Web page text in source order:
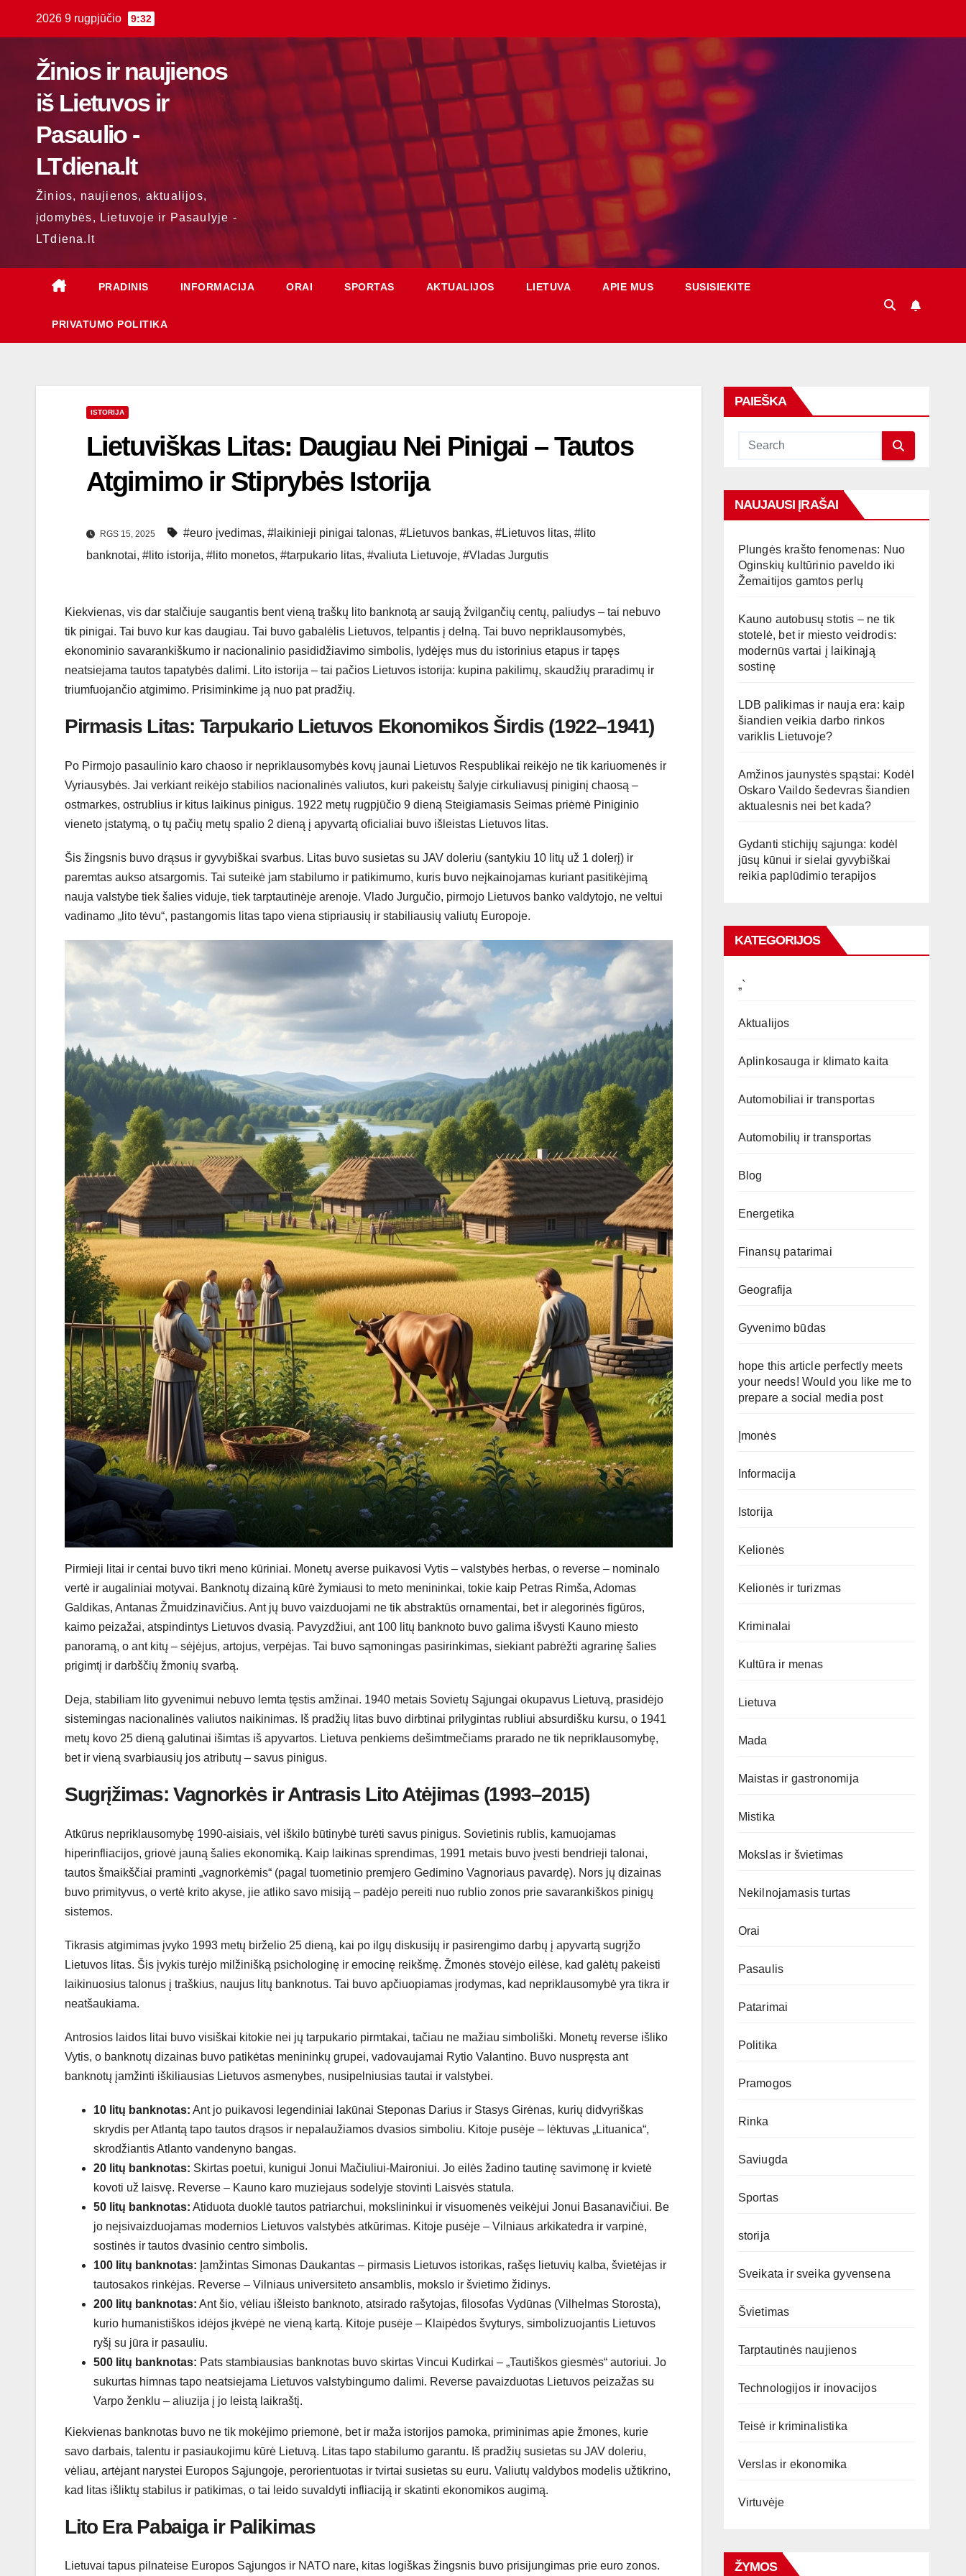
2026 9 rugpjūčio 9:32
Žinios ir naujienos
iš Lietuvos ir
Pasaulio -
LTdiena.lt
Žinios, naujienos, aktualijos,
įdomybės, Lietuvoje ir Pasaulyje -
LTdiena.lt
PRADINIS INFORMACIJA ORAI SPORTAS AKTUALIJOS LIETUVA APIE MUS SUSISIEKITE
PRIVATUMO POLITIKA
ISTORIJA
Lietuviškas Litas: Daugiau Nei Pinigai – Tautos
Atgimimo ir Stiprybės Istorija
RGS 15, 2025 #euro įvedimas, #laikinieji pinigai talonas, #Lietuvos bankas, #Lietuvos litas, #lito
banknotai, #lito istorija, #lito monetos, #tarpukario litas, #valiuta Lietuvoje, #Vladas Jurgutis
Kiekvienas, vis dar stalčiuje saugantis bent vieną traškų lito banknotą ar saują žvilgančių centų, paliudys – tai nebuvo
tik pinigai. Tai buvo kur kas daugiau. Tai buvo gabalėlis Lietuvos, telpantis į delną. Tai buvo nepriklausomybės,
ekonominio savarankiškumo ir nacionalinio pasididžiavimo simbolis, lydėjęs mus du istorinius etapus ir tapęs
neatsiejama tautos tapatybės dalimi. Lito istorija – tai pačios Lietuvos istorija: kupina pakilimų, skaudžių praradimų ir
triumfuojančio atgimimo. Prisiminkime ją nuo pat pradžių.
Pirmasis Litas: Tarpukario Lietuvos Ekonomikos Širdis (1922–1941)
Po Pirmojo pasaulinio karo chaoso ir nepriklausomybės kovų jaunai Lietuvos Respublikai reikėjo ne tik kariuomenės ir
Vyriausybės. Jai verkiant reikėjo stabilios nacionalinės valiutos, kuri pakeistų šalyje cirkuliavusį piniginį chaosą –
ostmarkes, ostrublius ir kitus laikinus pinigus. 1922 metų rugpjūčio 9 dieną Steigiamasis Seimas priėmė Piniginio
vieneto įstatymą, o tų pačių metų spalio 2 dieną į apyvartą oficialiai buvo išleistas Lietuvos litas.
Šis žingsnis buvo drąsus ir gyvybiškai svarbus. Litas buvo susietas su JAV doleriu (santykiu 10 litų už 1 dolerį) ir
paremtas aukso atsargomis. Tai suteikė jam stabilumo ir patikimumo, kuris buvo neįkainojamas kuriant pasitikėjimą
nauja valstybe tiek šalies viduje, tiek tarptautinėje arenoje. Vlado Jurgučio, pirmojo Lietuvos banko valdytojo, ne veltui
vadinamo „lito tėvu“, pastangomis litas tapo viena stipriausių ir stabiliausių valiutų Europoje.
Pirmieji litai ir centai buvo tikri meno kūriniai. Monetų averse puikavosi Vytis – valstybės herbas, o reverse – nominalo
vertė ir augaliniai motyvai. Banknotų dizainą kūrė žymiausi to meto menininkai, tokie kaip Petras Rimša, Adomas
Galdikas, Antanas Žmuidzinavičius. Ant jų buvo vaizduojami ne tik abstraktūs ornamentai, bet ir alegorinės figūros,
kaimo peizažai, atspindintys Lietuvos dvasią. Pavyzdžiui, ant 100 litų banknoto buvo galima išvysti Kauno miesto
panoramą, o ant kitų – sėjėjus, artojus, verpėjas. Tai buvo sąmoningas pasirinkimas, siekiant pabrėžti agrarinę šalies
prigimtį ir darbščių žmonių svarbą.
Deja, stabiliam lito gyvenimui nebuvo lemta tęstis amžinai. 1940 metais Sovietų Sąjungai okupavus Lietuvą, prasidėjo
sistemingas nacionalinės valiutos naikinimas. Iš pradžių litas buvo dirbtinai prilygintas rubliui absurdišku kursu, o 1941
metų kovo 25 dieną galutinai išimtas iš apyvartos. Lietuva penkiems dešimtmečiams prarado ne tik nepriklausomybę,
bet ir vieną svarbiausių jos atributų – savus pinigus.
Sugrįžimas: Vagnorkės ir Antrasis Lito Atėjimas (1993–2015)
Atkūrus nepriklausomybę 1990-aisiais, vėl iškilo būtinybė turėti savus pinigus. Sovietinis rublis, kamuojamas
hiperinfliacijos, griovė jauną šalies ekonomiką. Kaip laikinas sprendimas, 1991 metais buvo įvesti bendrieji talonai,
tautos šmaikščiai praminti „vagnorkėmis“ (pagal tuometinio premjero Gedimino Vagnoriaus pavardę). Nors jų dizainas
buvo primityvus, o vertė krito akyse, jie atliko savo misiją – padėjo pereiti nuo rublio zonos prie savarankiškos pinigų
sistemos.
Tikrasis atgimimas įvyko 1993 metų birželio 25 dieną, kai po ilgų diskusijų ir pasirengimo darbų į apyvartą sugrįžo
Lietuvos litas. Šis įvykis turėjo milžinišką psichologinę ir emocinę reikšmę. Žmonės stovėjo eilėse, kad galėtų pakeisti
laikinuosius talonus į traškius, naujus litų banknotus. Tai buvo apčiuopiamas įrodymas, kad nepriklausomybė yra tikra ir
neatšaukiama.
Antrosios laidos litai buvo visiškai kitokie nei jų tarpukario pirmtakai, tačiau ne mažiau simboliški. Monetų reverse išliko
Vytis, o banknotų dizainas buvo patikėtas menininkų grupei, vadovaujamai Rytio Valantino. Buvo nuspręsta ant
banknotų įamžinti iškiliausias Lietuvos asmenybes, nusipelniusias tautai ir valstybei.
10 litų banknotas: Ant jo puikavosi legendiniai lakūnai Steponas Darius ir Stasys Girėnas, kurių didvyriškas
skrydis per Atlantą tapo tautos drąsos ir nepalaužiamos dvasios simboliu. Kitoje pusėje – lėktuvas „Lituanica“,
skrodžiantis Atlanto vandenyno bangas.
20 litų banknotas: Skirtas poetui, kunigui Jonui Mačiuliui-Maironiui. Jo eilės žadino tautinę savimonę ir kvietė
kovoti už laisvę. Reverse – Kauno karo muziejaus sodelyje stovinti Laisvės statula.
50 litų banknotas: Atiduota duoklė tautos patriarchui, mokslininkui ir visuomenės veikėjui Jonui Basanavičiui. Be
jo neįsivaizduojamas modernios Lietuvos valstybės atkūrimas. Kitoje pusėje – Vilniaus arkikatedra ir varpinė,
sostinės ir tautos dvasinio centro simbolis.
100 litų banknotas: Įamžintas Simonas Daukantas – pirmasis Lietuvos istorikas, rašęs lietuvių kalba, švietėjas ir
tautosakos rinkėjas. Reverse – Vilniaus universiteto ansamblis, mokslo ir švietimo židinys.
200 litų banknotas: Ant šio, vėliau išleisto banknoto, atsirado rašytojas, filosofas Vydūnas (Vilhelmas Storosta),
kurio humanistiškos idėjos įkvėpė ne vieną kartą. Kitoje pusėje – Klaipėdos švyturys, simbolizuojantis Lietuvos
ryšį su jūra ir pasauliu.
500 litų banknotas: Pats stambiausias banknotas buvo skirtas Vincui Kudirkai – „Tautiškos giesmės“ autoriui. Jo
sukurtas himnas tapo neatsiejama Lietuvos valstybingumo dalimi. Reverse pavaizduotas Lietuvos peizažas su
Varpo ženklu – aliuzija į jo leistą laikraštį.
Kiekvienas banknotas buvo ne tik mokėjimo priemonė, bet ir maža istorijos pamoka, priminimas apie žmones, kurie
savo darbais, talentu ir pasiaukojimu kūrė Lietuvą. Litas tapo stabilumo garantu. Iš pradžių susietas su JAV doleriu,
vėliau, artėjant narystei Europos Sąjungoje, perorientuotas ir tvirtai susietas su euru. Valiutų valdybos modelis užtikrino,
kad litas išliktų stabilus ir patikimas, o tai leido suvaldyti infliaciją ir skatinti ekonomikos augimą.
Lito Era Pabaiga ir Palikimas
Lietuvai tapus pilnateise Europos Sąjungos ir NATO nare, kitas logiškas žingsnis buvo prisijungimas prie euro zonos.
PAIEŠKA
NAUJAUSI ĮRAŠAI
Plungės krašto fenomenas: Nuo
Oginskių kultūrinio paveldo iki
Žemaitijos gamtos perlų
Kauno autobusų stotis – ne tik
stotelė, bet ir miesto veidrodis:
modernūs vartai į laikinąją
sostinę
LDB palikimas ir nauja era: kaip
šiandien veikia darbo rinkos
variklis Lietuvoje?
Amžinos jaunystės spąstai: Kodėl
Oskaro Vaildo šedevras šiandien
aktualesnis nei bet kada?
Gydanti stichijų sąjunga: kodėl
jūsų kūnui ir sielai gyvybiškai
reikia paplūdimio terapijos
KATEGORIJOS
„`
Aktualijos
Aplinkosauga ir klimato kaita
Automobiliai ir transportas
Automobilių ir transportas
Blog
Energetika
Finansų patarimai
Geografija
Gyvenimo būdas
hope this article perfectly meets
your needs! Would you like me to
prepare a social media post
Įmonės
Informacija
Istorija
Kelionės
Kelionės ir turizmas
Kriminalai
Kultūra ir menas
Lietuva
Mada
Maistas ir gastronomija
Mistika
Mokslas ir švietimas
Nekilnojamasis turtas
Orai
Pasaulis
Patarimai
Politika
Pramogos
Rinka
Saviugda
Sportas
storija
Sveikata ir sveika gyvensena
Švietimas
Tarptautinės naujienos
Technologijos ir inovacijos
Teisė ir kriminalistika
Verslas ir ekonomika
Virtuvėje
ŽYMOS